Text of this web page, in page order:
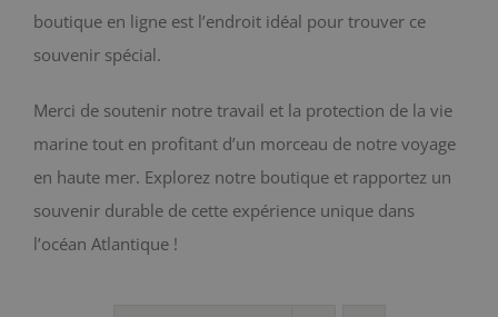
boutique en ligne est l’endroit idéal pour trouver ce
souvenir spécial.
Merci de soutenir notre travail et la protection de la vie
marine tout en profitant d’un morceau de notre voyage
en haute mer. Explorez notre boutique et rapportez un
souvenir durable de cette expérience unique dans
l’océan Atlantique !